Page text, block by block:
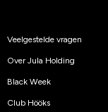
Veelgestelde vragen
Over Jula Holding
Black Week
Club Hööks